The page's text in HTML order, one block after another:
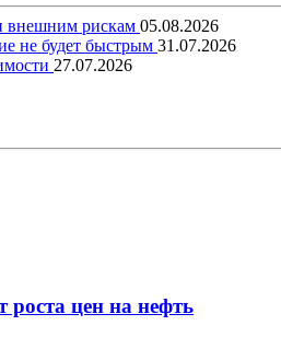
внешним рискам 05.08.2026
не будет быстрым 31.07.2026
27.07.2026
роста цен на нефть